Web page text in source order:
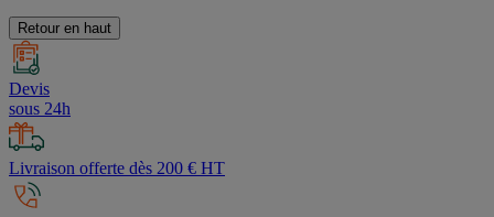
Retour en haut
Devis
sous 24h
Livraison offerte dès 200 € HT